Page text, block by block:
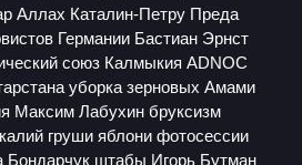
Аллах Каталин-Петру Преда
Германии Бастиан Эрнст
союз Калмыкия ADNOC
уборка зерновых Амами
Максим Лабухин бруксизм
калий груши яблони фотосессии
Бондарчук штабы Игорь Бутман